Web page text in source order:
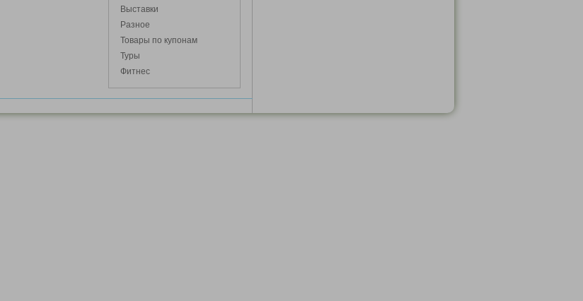
Выставки
Разное
Товары по купонам
Туры
Фитнес